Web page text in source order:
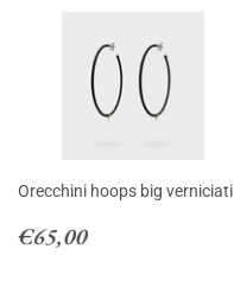
Orecchini hoops big verniciati
Regular
price
€65,00€65,00